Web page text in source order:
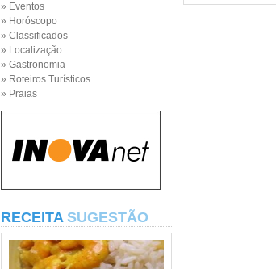
» Eventos
» Horóscopo
» Classificados
» Localização
» Gastronomia
» Roteiros Turísticos
» Praias
RECEITA SUGESTÃO